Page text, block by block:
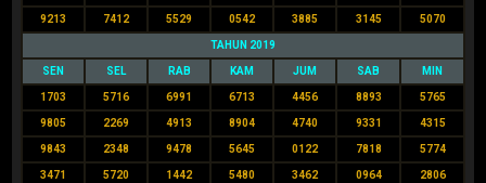
9213 7412 5529 0542 3885 3145 5070
TAHUN 2019
SEN SEL RAB KAM JUM SAB MIN
1703 5716 6991 6713 4456 8893 5765
9805 2269 4913 8904 4740 9331 4315
9843 2348 9478 5645 0122 7818 5774
3471 5720 1442 5480 3462 0964 2806